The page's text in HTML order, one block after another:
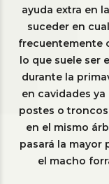
ayuda extra en
suceder en
frecuentemente
lo que suele ser
durante la
en cavidades
postes o
en el mismo
pasará la mayor
el macho